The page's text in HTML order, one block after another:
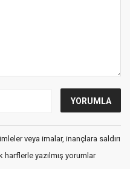
veya imalar, inançlara saldırı
harflerle yazılmış yorumlar